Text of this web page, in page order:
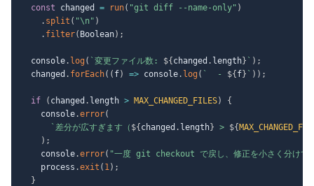
const changed = run( "git diff --name-only" )
. split ( "\n" )
. filter( Boolean) ;
  console
. log ( ` 変更ファイル数: ${ changed . length} ` ) ;
  changed
. forEach( ( f) => console. log ( `
  -
${ f} ` ) ) ;
if ( changed . length > MAX_CHANGED_FILES)
{
    console
.error(
` 差分が広すぎます（ ${ changed . length} > ${
) ;
    console
.error( "一度 git checkout で戻し、修正を小さく分けて
    process
.exit ( 1) ;
}